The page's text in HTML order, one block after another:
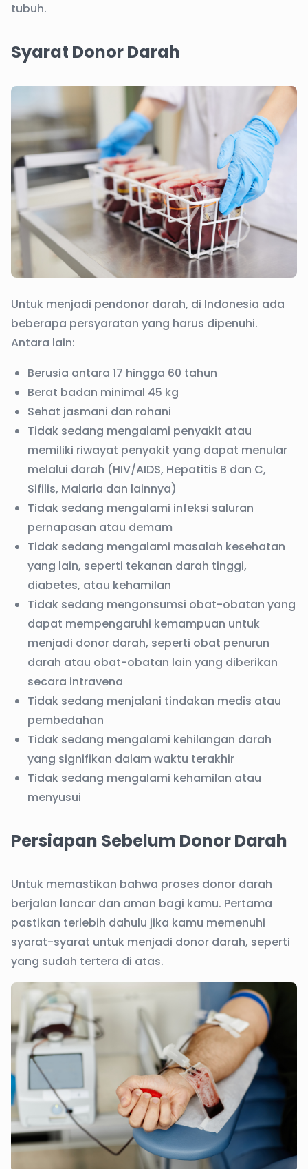
tubuh.
Syarat Donor Darah
Untuk menjadi pendonor darah, di Indonesia ada
beberapa persyaratan yang harus dipenuhi.
Antara lain:
Berusia antara 17 hingga 60 tahun
Berat badan minimal 45 kg
Sehat jasmani dan rohani
Tidak sedang mengalami penyakit atau
memiliki riwayat penyakit yang dapat menular
melalui darah (HIV/AIDS, Hepatitis B dan C,
Sifilis, Malaria dan lainnya)
Tidak sedang mengalami infeksi saluran
pernapasan atau demam
Tidak sedang mengalami masalah kesehatan
yang lain, seperti tekanan darah tinggi,
diabetes, atau kehamilan
Tidak sedang mengonsumsi obat-obatan yang
dapat mempengaruhi kemampuan untuk
menjadi donor darah, seperti obat penurun
darah atau obat-obatan lain yang diberikan
secara intravena
Tidak sedang menjalani tindakan medis atau
pembedahan
Tidak sedang mengalami kehilangan darah
yang signifikan dalam waktu terakhir
Tidak sedang mengalami kehamilan atau
menyusui
Persiapan Sebelum Donor Darah
Untuk memastikan bahwa proses donor darah
berjalan lancar dan aman bagi kamu. Pertama
pastikan terlebih dahulu jika kamu memenuhi
syarat-syarat untuk menjadi donor darah, seperti
yang sudah tertera di atas.